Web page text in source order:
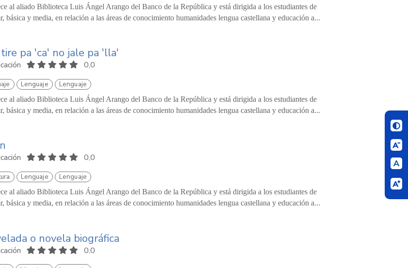
al aliado Biblioteca Luis Ángel Arango del Banco de la República y está dirigida a los estudiantes de
básica y media, en relación a las áreas de conocimiento humanidades lengua castellana y educación a...
tire pa 'ca' no jale pa 'lla'
0,0
Lenguaje Lenguaje
al aliado Biblioteca Luis Ángel Arango del Banco de la República y está dirigida a los estudiantes de
básica y media, en relación a las áreas de conocimiento humanidades lengua castellana y educación a...
0,0
Lenguaje Lenguaje
al aliado Biblioteca Luis Ángel Arango del Banco de la República y está dirigida a los estudiantes de
básica y media, en relación a las áreas de conocimiento humanidades lengua castellana y educación a...
o novela biográfica
0,0